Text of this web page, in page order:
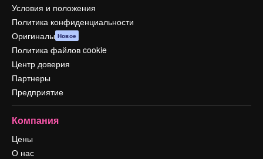
Условия и положения
Политика конфиденциальности
Оригиналы Новое
Политика файлов cookie
Центр доверия
Партнеры
Предприятие
Компания
Цены
О нас